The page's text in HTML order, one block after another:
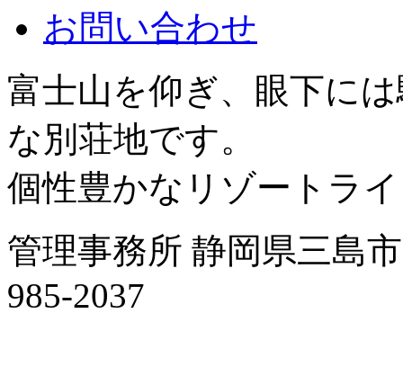
お問い合わせ
富士山を仰ぎ、眼下に
な別荘地です。
個性豊かなリゾートラ
管理事務所 静岡県三島
985-2037